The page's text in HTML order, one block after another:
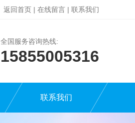
返回首页 | 在线留言 | 联系我们
全国服务咨询热线:
15855005316
联系我们